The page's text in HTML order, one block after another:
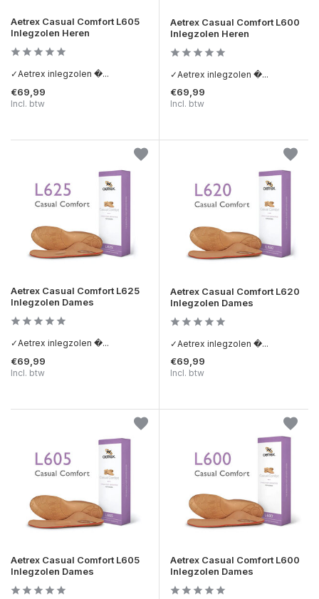
Aetrex Casual Comfort L605
Inlegzolen Heren
✓Aetrex inlegzolen �...
€69,99
Incl. btw
Aetrex Casual Comfort L600
Inlegzolen Heren
✓Aetrex inlegzolen �...
€69,99
Incl. btw
Aetrex Casual Comfort L625
Inlegzolen Dames
✓Aetrex inlegzolen �...
€69,99
Incl. btw
Aetrex Casual Comfort L620
Inlegzolen Dames
✓Aetrex inlegzolen �...
€69,99
Incl. btw
Aetrex Casual Comfort L605
Inlegzolen Dames
Aetrex Casual Comfort L600
Inlegzolen Dames